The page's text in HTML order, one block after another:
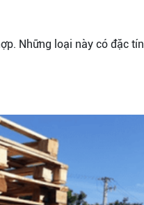
Những loại này có đặc